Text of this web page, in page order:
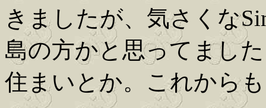
きましたが、気さくな
島の方かと思ってまし
住まいとか。これから